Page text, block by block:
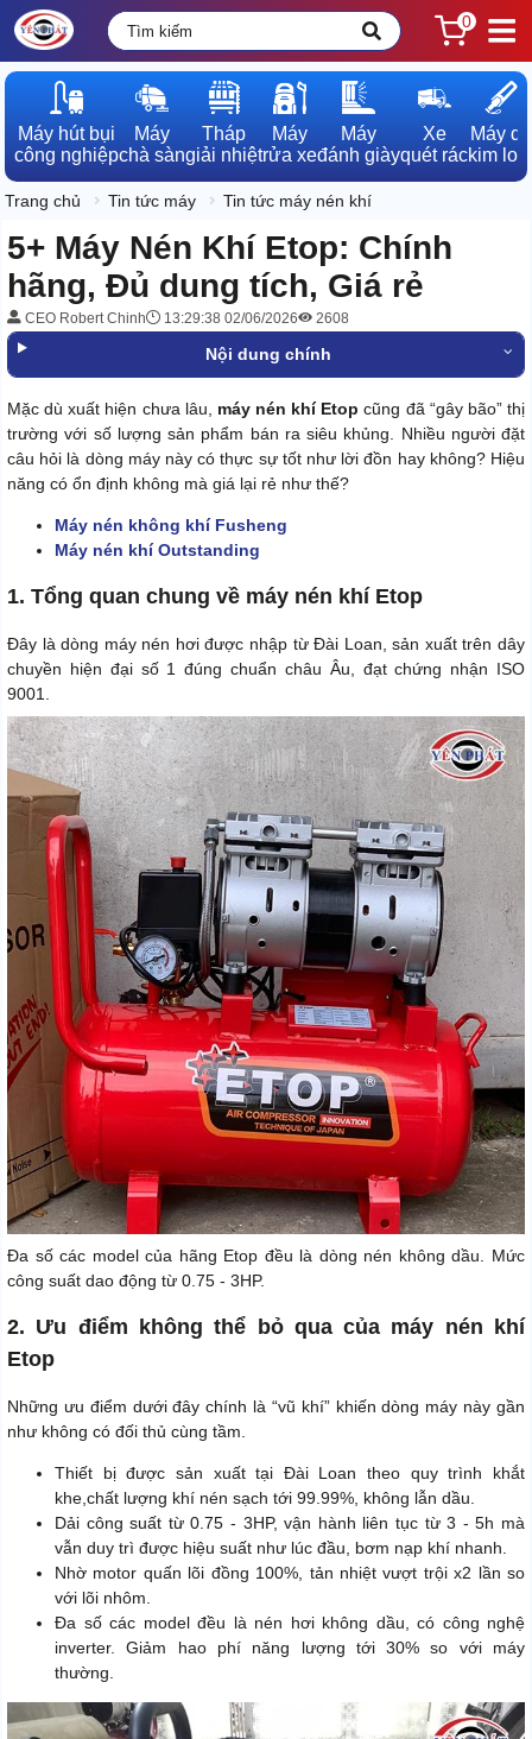
0
Máy hút bụi
công nghiệp
Máy
chà sàn
Tháp
giải nhiệt
Máy
rửa xe
Máy
đánh giày
Xe
quét rác
Máy dò
kim loại
Trang chủ Tin tức máy Tin tức máy nén khí
5+ Máy Nén Khí Etop: Chính
hãng, Đủ dung tích, Giá rẻ
CEO Robert Chinh 13:29:38 02/06/2026 2608
Nội dung chính
Mặc dù xuất hiện chưa lâu, máy nén khí Etop cũng đã “gây bão” thị
trường với số lượng sản phẩm bán ra siêu khủng. Nhiều người đặt
câu hỏi là dòng máy này có thực sự tốt như lời đồn hay không? Hiệu
năng có ổn định không mà giá lại rẻ như thế?
Máy nén không khí Fusheng
Máy nén khí Outstanding
1. Tổng quan chung về máy nén khí Etop
Đây là dòng máy nén hơi được nhập từ Đài Loan, sản xuất trên dây
chuyền hiện đại số 1 đúng chuẩn châu Âu, đạt chứng nhận ISO
9001.
Đa số các model của hãng Etop đều là dòng nén không dầu. Mức
công suất dao động từ 0.75 - 3HP.
2. Ưu điểm không thể bỏ qua của máy nén khí
Etop
Những ưu điểm dưới đây chính là “vũ khí” khiến dòng máy này gần
như không có đối thủ cùng tầm.
Thiết bị được sản xuất tại Đài Loan theo quy trình khắt
khe,chất lượng khí nén sạch tới 99.99%, không lẫn dầu.
Dải công suất từ 0.75 - 3HP, vận hành liên tục từ 3 - 5h mà
vẫn duy trì được hiệu suất như lúc đầu, bơm nạp khí nhanh.
Nhờ motor quấn lõi đồng 100%, tản nhiệt vượt trội x2 lần so
với lõi nhôm.
Đa số các model đều là nén hơi không dầu, có công nghệ
inverter. Giảm hao phí năng lượng tới 30% so với máy
thường.